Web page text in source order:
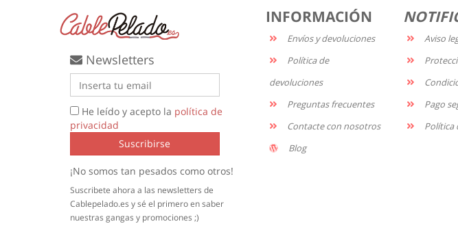
Newsletters
He leído y acepto la política de
privacidad
Suscribirse
¡No somos tan pesados como otros!
Suscribete ahora a las newsletters de
Cablepelado.es y sé el primero en saber
nuestras gangas y promociones ;)
INFORMACIÓN
Envíos y devoluciones
Política de
devoluciones
Preguntas frecuentes
Contacte con nosotros
Blog
Aviso
Pago
Política